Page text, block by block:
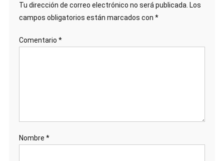
Tu dirección de correo electrónico no será publicada. Los
campos obligatorios están marcados con *
Comentario *
Nombre *